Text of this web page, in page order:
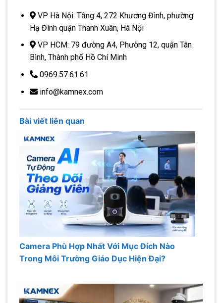
VP Hà Nội: Tầng 4, 272 Khương Đình, phường
Hạ Đình quận Thanh Xuân, Hà Nội
VP HCM: 79 đường A4, Phường 12, quận Tân
Bình, Thành phố Hồ Chí Minh
0969.57.61.61
info@kamnex.com
Bài viết liên quan
Camera Phù Hợp Nhất Với Mục Đích Nào
Trong Môi Trường Giáo Dục Hiện Đại?